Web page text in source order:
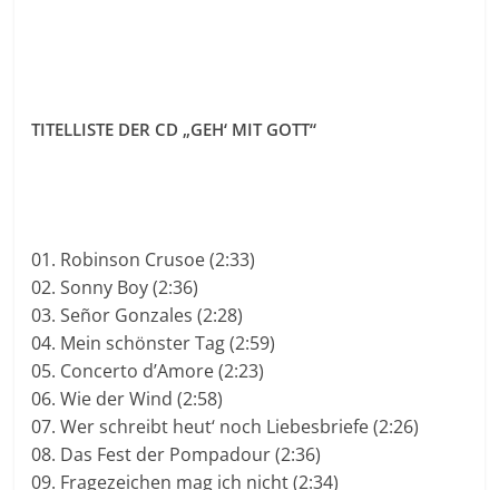
TITELLISTE DER CD „GEH‘ MIT GOTT“
01. Robinson Crusoe (2:33)
02. Sonny Boy (2:36)
03. Señor Gonzales (2:28)
04. Mein schönster Tag (2:59)
05. Concerto d’Amore (2:23)
06. Wie der Wind (2:58)
07. Wer schreibt heut‘ noch Liebesbriefe (2:26)
08. Das Fest der Pompadour (2:36)
09. Fragezeichen mag ich nicht (2:34)